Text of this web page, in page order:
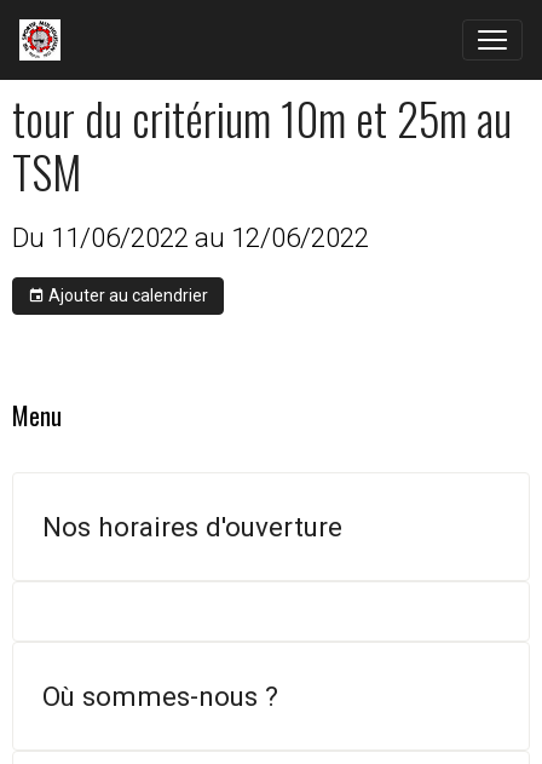
tour du critérium 10m et 25m au
TSM
Du 11/06/2022 au 12/06/2022
Ajouter au calendrier
Menu
Nos horaires d'ouverture
Où sommes-nous ?